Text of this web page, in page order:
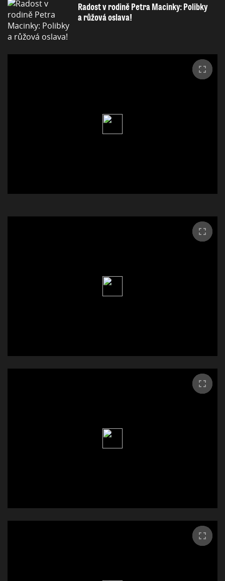
Radost v rodině Petra Macinky: Polibky
a růžová oslava!